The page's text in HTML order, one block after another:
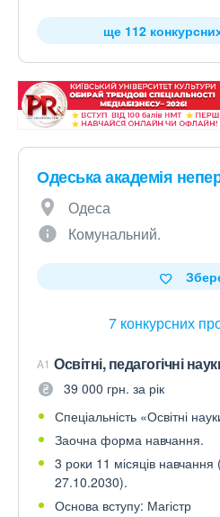
ще 112
Одеська академія
Одеса
Комунальний.
7 конкурсних
A1 Освітні, педагогічні
39 000 грн. за рік
Спеціальність «Освітні
Заочна форма навчання.
3 роки 11 місяців
27.10.2030).
Основа вступу: Магістр